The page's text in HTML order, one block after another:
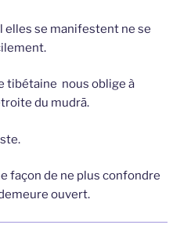
elles se manifestent ne se
tibétaine nous oblige à
du mudrā.
façon de ne plus confondre
ouvert.